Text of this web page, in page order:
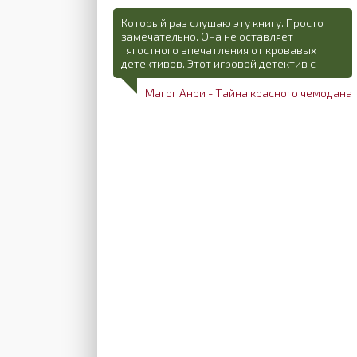
Который раз слушаю эту книгу. Просто
замечательно. Она не оставляет
тягостного впечатления от кровавых
детективов. Этот игровой детектив с
Магог Анри - Тайна красного чемодана